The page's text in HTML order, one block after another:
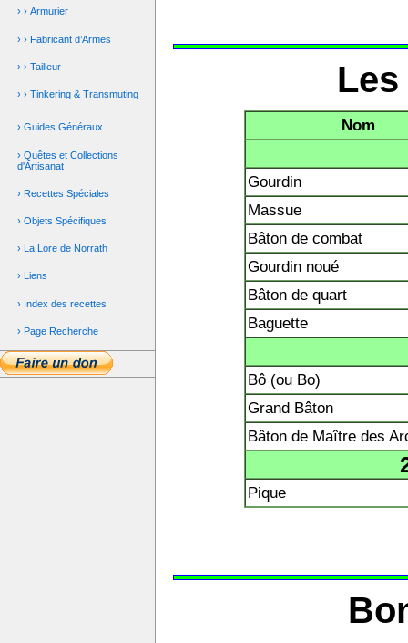
› › Armurier
› › Fabricant d’Armes
› › Tailleur
› › Tinkering & Transmuting
› Guides Généraux
› Quêtes et Collections
d'Artisanat
› Recettes Spéciales
› Objets Spécifiques
› La Lore de Norrath
› Liens
› Index des recettes
› Page Recherche
Nom
Gourdin
Massue
Bâton de combat
Gourdin noué
Bâton de quart
Baguette
Bô (ou Bo)
Grand Bâton
Bâton de Maître des
Pique